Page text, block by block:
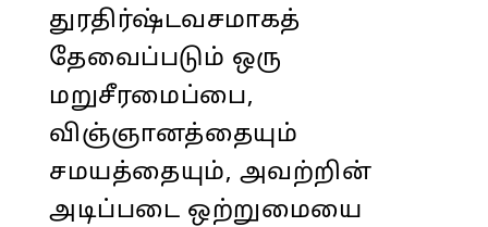
துரதிர்ஷ்டவசமாகத்
தேவைப்படும் ஒரு
மறுசீரமைப்பை,
விஞ்ஞானத்தையும்
சமயத்தையும், அவற்றின்
அடிப்படை ஒற்றுமையை